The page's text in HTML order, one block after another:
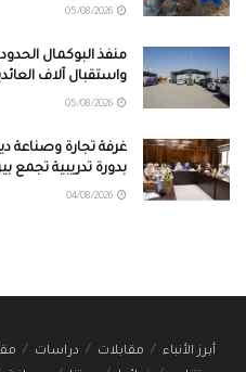
منفذ البوكمال
واستقبال آلاف
غرفة تجارة وصناعة
بدورة تدريبية تجمع
أبرز الأنباء مقابلات دراسات